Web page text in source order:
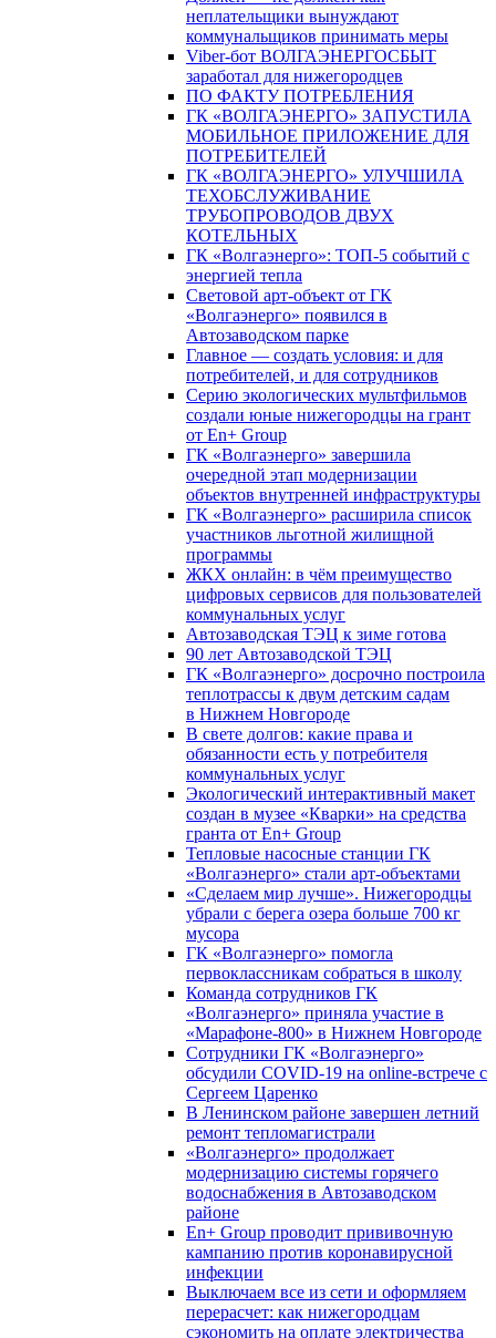
неплательщики вынуждают
коммунальщиков принимать меры
Viber-бот ВОЛГАЭНЕРГОСБЫТ
заработал для нижегородцев
ПО ФАКТУ ПОТРЕБЛЕНИЯ
ГК «ВОЛГАЭНЕРГО» ЗАПУСТИЛА
МОБИЛЬНОЕ ПРИЛОЖЕНИЕ ДЛЯ
ПОТРЕБИТЕЛЕЙ
ГК «ВОЛГАЭНЕРГО» УЛУЧШИЛА
ТЕХОБСЛУЖИВАНИЕ
ТРУБОПРОВОДОВ ДВУХ
КОТЕЛЬНЫХ
ГК «Волгаэнерго»: ТОП-5 событий с
энергией тепла
Световой арт-объект от ГК
«Волгаэнерго» появился в
Автозаводском парке
Главное — создать условия: и для
потребителей, и для сотрудников
Серию экологических мультфильмов
создали юные нижегородцы на грант
от En+ Group
ГК «Волгаэнерго» завершила
очередной этап модернизации
объектов внутренней инфраструктуры
ГК «Волгаэнерго» расширила список
участников льготной жилищной
программы
ЖКХ онлайн: в чём преимущество
цифровых сервисов для пользователей
коммунальных услуг
Автозаводская ТЭЦ к зиме готова
90 лет Автозаводской ТЭЦ
ГК «Волгаэнерго» досрочно построила
теплотрассы к двум детским садам
в Нижнем Новгороде
В свете долгов: какие права и
обязанности есть у потребителя
коммунальных услуг
Экологический интерактивный макет
создан в музее «Кварки» на средства
гранта от En+ Group
Тепловые насосные станции ГК
«Волгаэнерго» стали арт-объектами
«Сделаем мир лучше». Нижегородцы
убрали с берега озера больше 700 кг
мусора
ГК «Волгаэнерго» помогла
первоклассникам собраться в школу
Команда сотрудников ГК
«Волгаэнерго» приняла участие в
«Марафоне-800» в Нижнем Новгороде
Сотрудники ГК «Волгаэнерго»
обсудили COVID-19 на online-встрече с
Сергеем Царенко
В Ленинском районе завершен летний
ремонт тепломагистрали
«Волгаэнерго» продолжает
модернизацию системы горячего
водоснабжения в Автозаводском
районе
En+ Group проводит прививочную
кампанию против коронавирусной
инфекции
Выключаем все из сети и оформляем
перерасчет: как нижегородцам
сэкономить на оплате электричества